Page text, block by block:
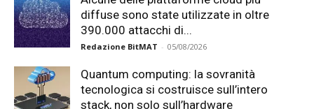
diffuse sono state utilizzate in oltre
390.000 attacchi di...
Redazione BitMAT - 05/08/2026
Quantum computing: la sovranità
tecnologica si costruisce sull’intero
stack, non solo sull’hardware